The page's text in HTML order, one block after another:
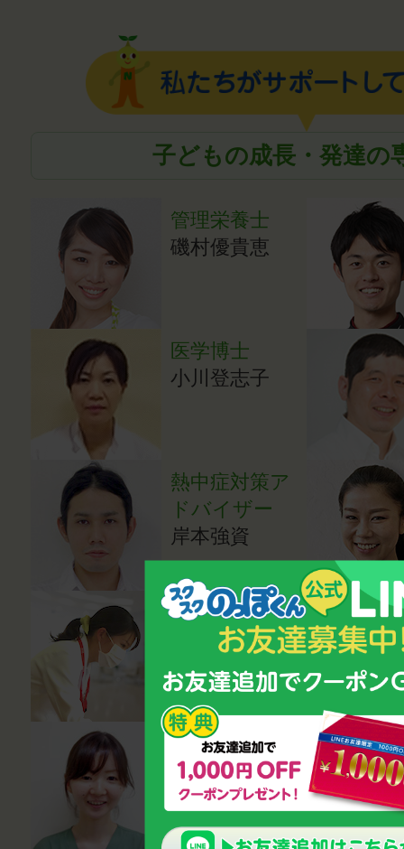
子どもの成長・発達の
管理栄養士
磯村優貴恵
医学博士
小川登志子
熱中症対策ア
ドバイザー
岸本強資
医師（内科
成田亜希子
医師（小児科
医）
湯田貴江